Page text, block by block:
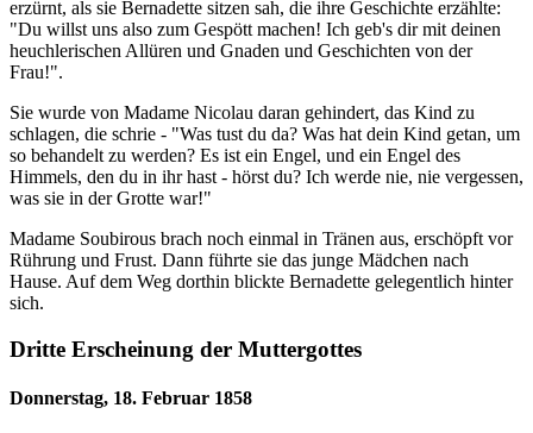
erzürnt, als sie Bernadette sitzen sah, die ihre Geschichte erzählte:
"Du willst uns also zum Gespött machen! Ich geb's dir mit deinen
heuchlerischen Allüren und Gnaden und Geschichten von der
Frau!".
Sie wurde von Madame Nicolau daran gehindert, das Kind zu
schlagen, die schrie - "Was tust du da? Was hat dein Kind getan, um
so behandelt zu werden? Es ist ein Engel, und ein Engel des
Himmels, den du in ihr hast - hörst du? Ich werde nie, nie vergessen,
was sie in der Grotte war!"
Madame Soubirous brach noch einmal in Tränen aus, erschöpft vor
Rührung und Frust. Dann führte sie das junge Mädchen nach
Hause. Auf dem Weg dorthin blickte Bernadette gelegentlich hinter
sich.
Dritte Erscheinung der Muttergottes
Donnerstag, 18. Februar 1858